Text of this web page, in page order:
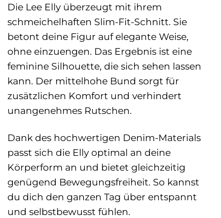
Die Lee Elly überzeugt mit ihrem
schmeichelhaften Slim-Fit-Schnitt. Sie
betont deine Figur auf elegante Weise,
ohne einzuengen. Das Ergebnis ist eine
feminine Silhouette, die sich sehen lassen
kann. Der mittelhohe Bund sorgt für
zusätzlichen Komfort und verhindert
unangenehmes Rutschen.
Dank des hochwertigen Denim-Materials
passt sich die Elly optimal an deine
Körperform an und bietet gleichzeitig
genügend Bewegungsfreiheit. So kannst
du dich den ganzen Tag über entspannt
und selbstbewusst fühlen.